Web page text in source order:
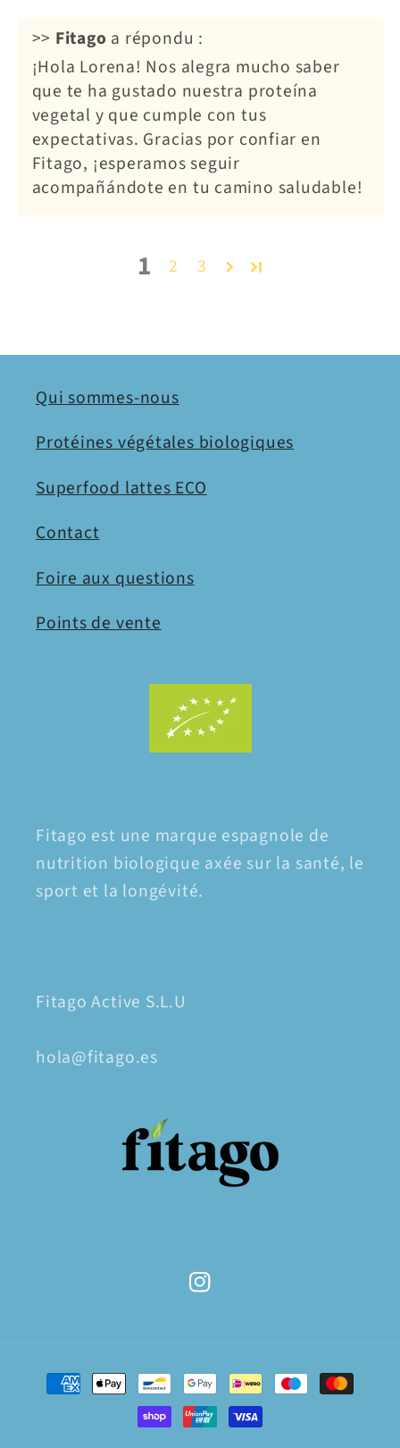
>> Fitago a répondu :
¡Hola Lorena! Nos alegra mucho saber
que te ha gustado nuestra proteína
vegetal y que cumple con tus
expectativas. Gracias por confiar en
Fitago, ¡esperamos seguir
acompañándote en tu camino saludable!
1 2 3
Qui sommes-nous
Protéines végétales biologiques
Superfood lattes ECO
Contact
Foire aux questions
Points de vente
Fitago est une marque espagnole de
nutrition biologique axée sur la santé, le
sport et la longévité.
Fitago Active S.L.U
hola@fitago.es
Instagram
Moyens
de